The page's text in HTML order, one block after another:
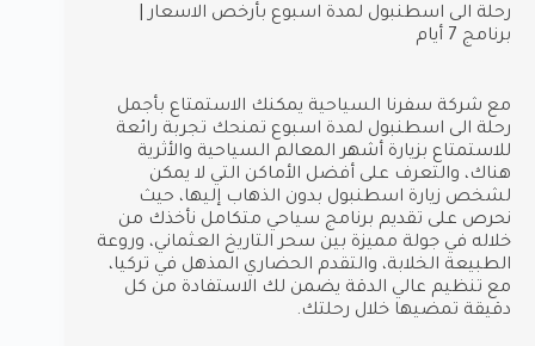
رحلة الى اسطنبول لمدة اسبوع بأرخص الاسعار |
برنامج 7 أيام
مع شركة سفرنا السياحية يمكنك الاستمتاع بأجمل
رحلة الى اسطنبول لمدة اسبوع تمنحك تجربة رائعة
للاستمتاع بزيارة أشهر المعالم السياحية والأثرية
هناك، والتعرف على أفضل الأماكن التي لا يمكن
لشخص زيارة اسطنبول بدون الذهاب إليها، حيث
نحرص على تقديم برنامج سياحي متكامل نأخذك من
خلاله في جولة مميزة بين سحر التاريخ العثماني، وروعة
الطبيعة الخلابة، والتقدم الحضاري المذهل في تركيا،
مع تنظيم عالي الدقة يضمن لك الاستفادة من كل
دقيقة تمضيها خلال رحلتك.